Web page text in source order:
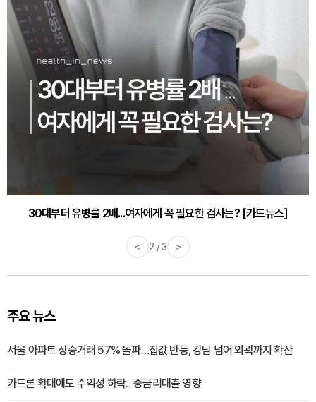
30대부터 유병률 2배...여자에게 꼭 필요한 검사는? [카드뉴스]
< 2 / 3 >
주요 뉴스
서울 아파트 상승거래 57% 돌파…집값 반등, 강남 넘어 외곽까지 확산
카드론 확대에도 수익성 하락…중금리대출 영향